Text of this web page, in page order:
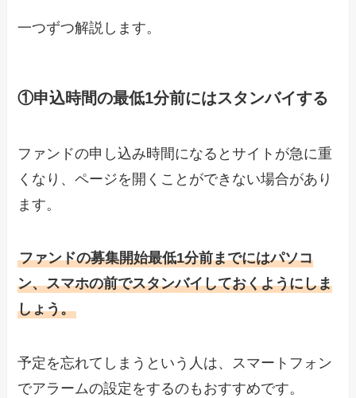
一つずつ解説します。
①申込時間の最低1分前にはスタンバイする
ファンドの申し込み時間になるとサイトが急に重
くなり、ページを開くことができない場合があり
ます。
ファンドの募集開始最低1分前までにはパソコ
ン、スマホの前でスタンバイしておくようにしま
しょう。
予定を忘れてしまうという人は、スマートフォン
でアラームの設定をするのもおすすめです。